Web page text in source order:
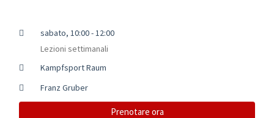
sabato, 10:00 - 12:00
Lezioni settimanali
Kampfsport Raum
Franz Gruber
Prenotare ora